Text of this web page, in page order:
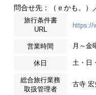
問合せ先：（ｅかも。）
旅行条件書
URL
https://
営業時間 月～金
休日 土・日
総合旅行業務
取扱管理者
古寺 宏